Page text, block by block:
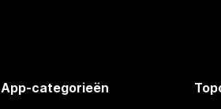
App-categorieën